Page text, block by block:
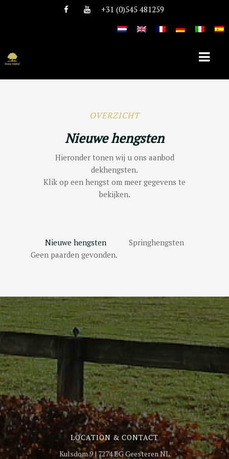
+31 (0)545 481259
OVERZICHT
Nieuwe hengsten
Hieronder tonen wij u ons aanbod
dekhengsten.
Klik op een hengst om meer gegevens te
bekijken.
Nieuwe hengsten
Springhengsten
Geen paarden gevonden.
LOCATION & CONTACT
Kulsdom 9 | 7274 EG Geesteren NL